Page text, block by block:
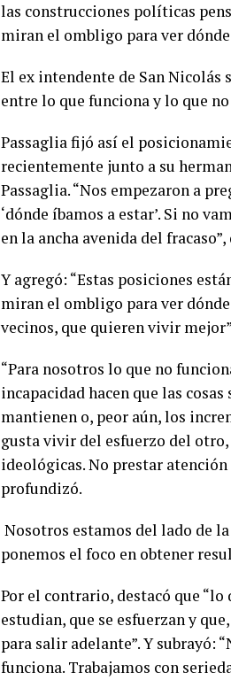
las construcciones políticas
miran el ombligo para ver dónde
El ex intendente de San Nicolás
entre lo que funciona y lo que
Passaglia fijó así el
recientemente junto a su
Passaglia. “Nos empezaron a
‘dónde íbamos a estar’. Si no
en la ancha avenida del
Y agregó: “Estas posiciones
miran el ombligo para ver
vecinos, que quieren vivir
“Para nosotros lo que no
incapacidad hacen que las
mantienen o, peor aún, los
gusta vivir del esfuerzo del
ideológicas. No prestar
profundizó.
Nosotros estamos del lado de
ponemos el foco en obtener
Por el contrario, destacó que
estudian, que se esfuerzan y
para salir adelante”. Y subrayó:
funciona. Trabajamos con